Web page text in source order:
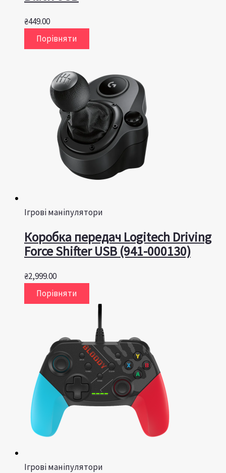
₴449.00
Порівняти
Ігрові маніпулятори
Коробка передач Logitech Driving
Force Shifter USB (941-000130)
₴2,999.00
Порівняти
Ігрові маніпулятори